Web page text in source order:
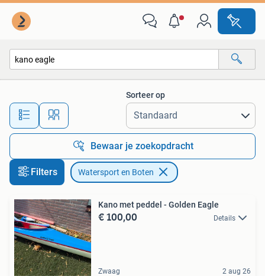
Alle afstanden…
Sorteer op
Bewaar je zoekopdracht
Filters Watersport en Boten
Kano met peddel - Golden Eagle
€ 100,00 Details
Zwaag 2 aug 26